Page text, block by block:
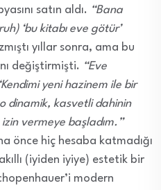
satın aldı. “Bana
‘bu kitabı eve götür’
yıllar sonra, ama bu
değiştirmişti. “Eve
yeni hazinem ile bir
dinamik, kasvetli dahinin
izin vermeye başladım.”
önce hiç hesaba katmadığı
(iyiden iyiye) estetik bir
modern